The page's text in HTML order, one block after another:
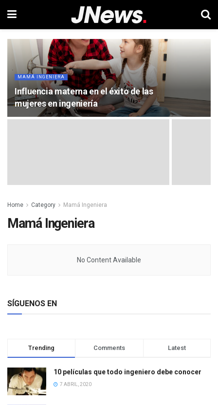
MAMÁ INGENIERA
Influencia materna en el éxito de las
mujeres en ingeniería
Home Category Mamá Ingeniera
Mamá Ingeniera
No Content Available
SÍGUENOS EN
Trending Comments Latest
10 películas que todo ingeniero debe conocer
7 ABRIL, 2020